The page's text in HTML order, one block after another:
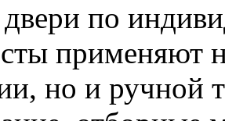
двери по
применяют
но и ручной